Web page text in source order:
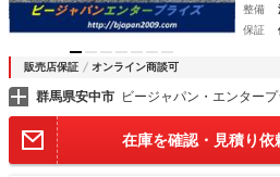
整備
保証
販売店保証 オンライン商談可
群馬県安中市 ビージャパン・エンタープ
在庫を確認・見積り依